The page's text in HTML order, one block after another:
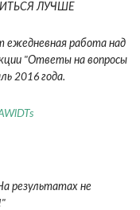
ЛУЧШЕ
ежедневная работа над
"Ответы на вопросы
2016 года.
результатах не